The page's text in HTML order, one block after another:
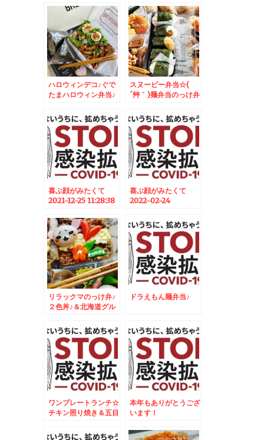
ハロウィンデコ♪ぐで
たまハロウィン弁当♪
スヌーピー弁当☆(
´艸｀)麺弁当のっけ弁
喜ぶ顔がみたくて
2021-12-25 11:28:38
喜ぶ顔がみたくて
2022-02-24
リラックマのっけ弁♪
２色丼♪＆北海道グル
♪
ドラえもん麺弁当♪
ワンプレートランチ☆
チキン照り焼き＆五目
ート☆
本年もありがとうござ
います！